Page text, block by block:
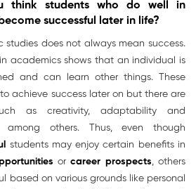
think students who do well in
successful later in life?
studies does not always mean success.
academics shows that an individual is
and can learn other things. These
achieve success later on but there are
as creativity, adaptability and
among others. Thus, even though
students may enjoy certain benefits in
orcareer prospects, others
based on various grounds like personal